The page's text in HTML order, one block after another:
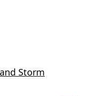
Storm